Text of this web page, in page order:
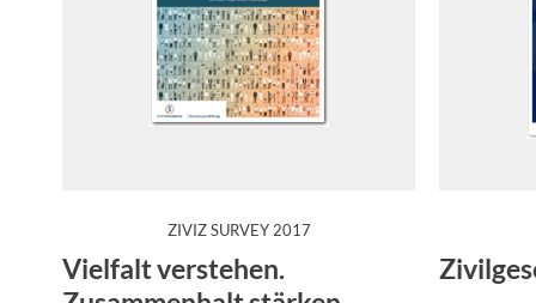
ZIVIZ SURVEY 2017:
Vielfalt verstehen.
An der im Juni 2017 veröffentlichten Untersuchung
Das